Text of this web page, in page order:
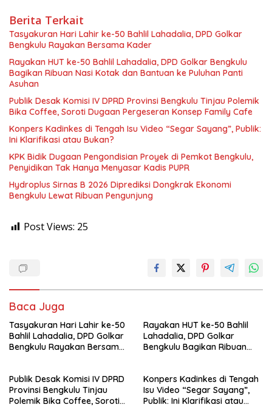
Berita Terkait
Tasyakuran Hari Lahir ke-50 Bahlil Lahadalia, DPD Golkar
Bengkulu Rayakan Bersama Kader
Rayakan HUT ke-50 Bahlil Lahadalia, DPD Golkar Bengkulu
Bagikan Ribuan Nasi Kotak dan Bantuan ke Puluhan Panti
Asuhan
Publik Desak Komisi IV DPRD Provinsi Bengkulu Tinjau Polemik
Bika Coffee, Soroti Dugaan Pergeseran Konsep Family Cafe
Konpers Kadinkes di Tengah Isu Video “Segar Sayang”, Publik:
Ini Klarifikasi atau Bukan?
KPK Bidik Dugaan Pengondisian Proyek di Pemkot Bengkulu,
Penyidikan Tak Hanya Menyasar Kadis PUPR
Hydroplus Sirnas B 2026 Diprediksi Dongkrak Ekonomi
Bengkulu Lewat Ribuan Pengunjung
Post Views: 25
Baca Juga
Tasyakuran Hari Lahir ke-50
Bahlil Lahadalia, DPD Golkar
Bengkulu Rayakan Bersama
Rayakan HUT ke-50 Bahlil
Lahadalia, DPD Golkar
Bengkulu Bagikan Ribuan
Publik Desak Komisi IV DPRD
Provinsi Bengkulu Tinjau
Polemik Bika Coffee, Soroti
Konpers Kadinkes di Tengah
Isu Video “Segar Sayang”,
Publik: Ini Klarifikasi atau